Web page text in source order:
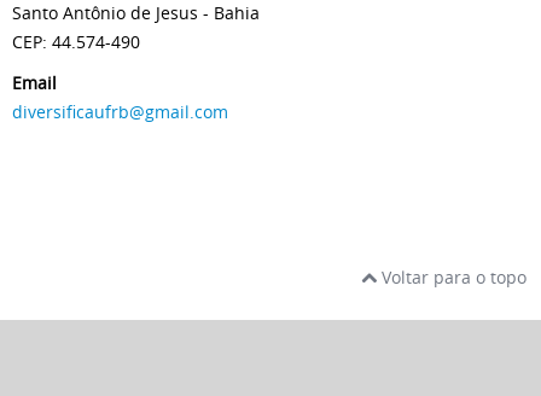
Santo Antônio de Jesus - Bahia
CEP: 44.574-490
Email
diversificaufrb@gmail.com
Voltar para o topo